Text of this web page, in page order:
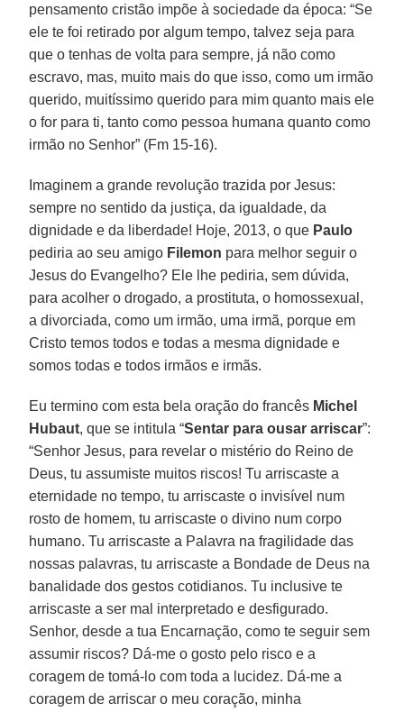
pensamento cristão impõe à sociedade da época: “Se
ele te foi retirado por algum tempo, talvez seja para
que o tenhas de volta para sempre, já não como
escravo, mas, muito mais do que isso, como um irmão
querido, muitíssimo querido para mim quanto mais ele
o for para ti, tanto como pessoa humana quanto como
irmão no Senhor” (Fm 15-16).
Imaginem a grande revolução trazida por Jesus:
sempre no sentido da justiça, da igualdade, da
dignidade e da liberdade! Hoje, 2013, o que Paulo
pediria ao seu amigo Filemon para melhor seguir o
Jesus do Evangelho? Ele lhe pediria, sem dúvida,
para acolher o drogado, a prostituta, o homossexual,
a divorciada, como um irmão, uma irmã, porque em
Cristo temos todos e todas a mesma dignidade e
somos todas e todos irmãos e irmãs.
Eu termino com esta bela oração do francês Michel
Hubaut, que se intitula “Sentar para ousar arriscar”:
“Senhor Jesus, para revelar o mistério do Reino de
Deus, tu assumiste muitos riscos! Tu arriscaste a
eternidade no tempo, tu arriscaste o invisível num
rosto de homem, tu arriscaste o divino num corpo
humano. Tu arriscaste a Palavra na fragilidade das
nossas palavras, tu arriscaste a Bondade de Deus na
banalidade dos gestos cotidianos. Tu inclusive te
arriscaste a ser mal interpretado e desfigurado.
Senhor, desde a tua Encarnação, como te seguir sem
assumir riscos? Dá-me o gosto pelo risco e a
coragem de tomá-lo com toda a lucidez. Dá-me a
coragem de arriscar o meu coração, minha